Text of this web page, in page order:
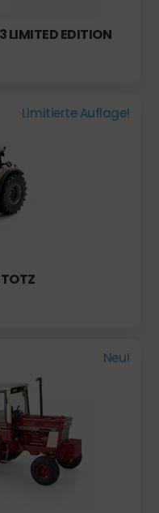
LIMITED EDITION
Limitierte Auflage!
Neu!